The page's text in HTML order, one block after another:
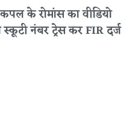
के रोमांस का वीडियो
नंबर ट्रेस कर FIR दर्ज